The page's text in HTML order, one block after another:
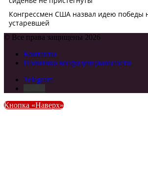
© Все права защищены 2026
Контакты
Политика конфиденциальности
Telegram
Кнопка «Наверх»